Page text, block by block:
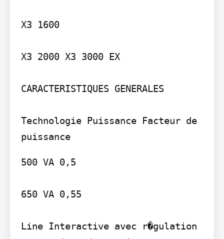
X3 1600
X3 2000 X3 3000 EX
CARACTERISTIQUES GENERALES
Technologie Puissance Facteur de
puissance
500 VA 0,5
650 VA 0,55
Line Interactive avec r�gulation